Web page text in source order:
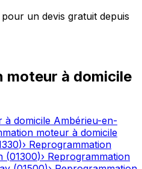
un devis gratuit depuis
moteur à domicile
à domicile Ambérieu-en-
moteur à domicile
)› Reprogrammation
(01300)› Reprogrammation